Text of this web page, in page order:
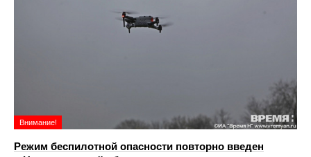
Внимание!
Режим беспилотной опасности повторно введен